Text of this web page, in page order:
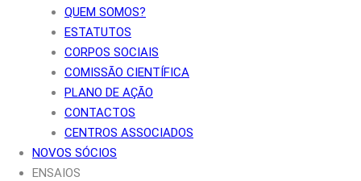
QUEM SOMOS?
ESTATUTOS
CORPOS SOCIAIS
COMISSÃO CIENTÍFICA
PLANO DE AÇÃO
CONTACTOS
CENTROS ASSOCIADOS
NOVOS SÓCIOS
ENSAIOS